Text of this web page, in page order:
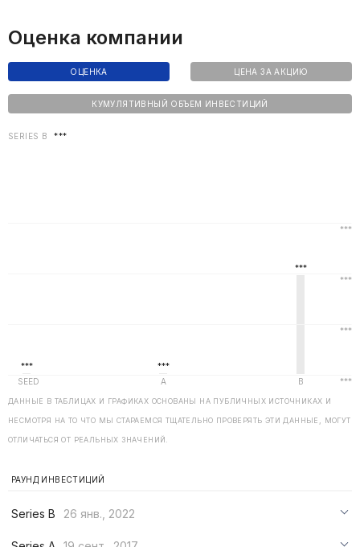
Оценка компании
ОЦЕНКА ЦЕНА ЗА АКЦИЮ
КУМУЛЯТИВНЫЙ ОБЪЕМ ИНВЕСТИЦИЙ
SERIES B ***
ДАННЫЕ В ТАБЛИЦАХ И ГРАФИКАХ ОСНОВАНЫ НА ПУБЛИЧНЫХ ИСТОЧНИКАХ И
НЕСМОТРЯ НА ТО ЧТО МЫ СТАРАЕМСЯ ТЩАТЕЛЬНО ПРОВЕРЯТЬ ЭТИ ДАННЫЕ, МОГУТ
ОТЛИЧАТЬСЯ ОТ РЕАЛЬНЫХ ЗНАЧЕНИЙ.
РАУНД ИНВЕСТИЦИЙ
Series B
26 янв., 2022
***